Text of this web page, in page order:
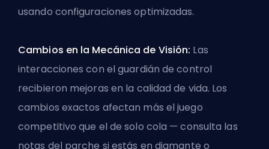
usando configuraciones optimizadas.
Cambios en la Mecánica de Visión: Las
interacciones con el guardián de control
recibieron mejoras en la calidad de vida. Los
cambios exactos afectan más el juego
competitivo que el de solo cola — consulta las
notas del parche si estás en diamante o